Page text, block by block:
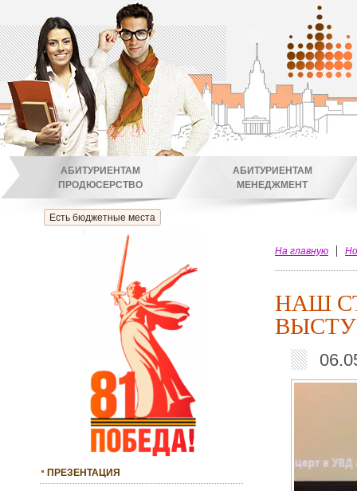
Есть бюджетные места
АБИТУРИЕНТАМ
ПРОДЮСЕРСТВО
АБИТУРИЕНТАМ
МЕНЕДЖМЕНТ
ПРЕЗЕНТАЦИЯ
На главную
НАШ